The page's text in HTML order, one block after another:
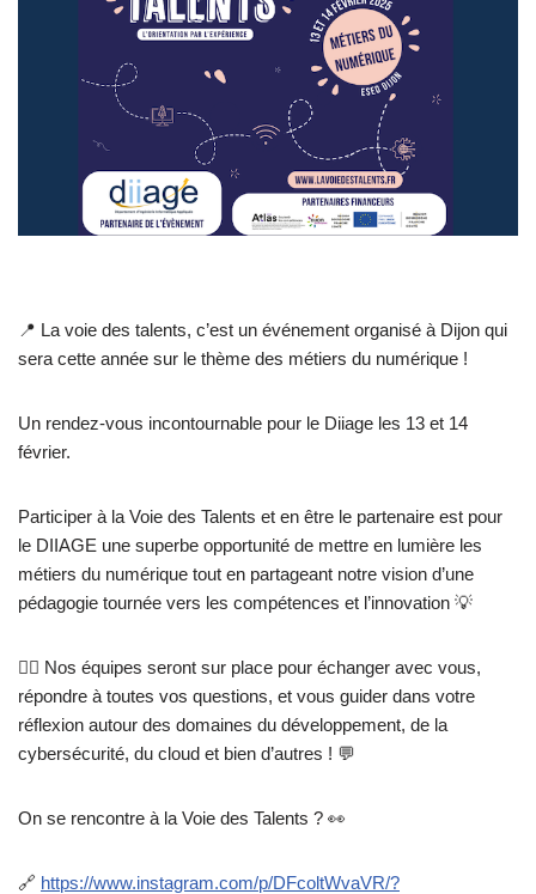
📍 La voie des talents, c’est un événement organisé à Dijon qui
sera cette année sur le thème des métiers du numérique !
Un rendez-vous incontournable pour le Diiage les 13 et 14
février.
Participer à la Voie des Talents et en être le partenaire est pour
le DIIAGE une superbe opportunité de mettre en lumière les
métiers du numérique tout en partageant notre vision d’une
pédagogie tournée vers les compétences et l’innovation 💡
👉🏻 Nos équipes seront sur place pour échanger avec vous,
répondre à toutes vos questions, et vous guider dans votre
réflexion autour des domaines du développement, de la
cybersécurité, du cloud et bien d’autres ! 💬
On se rencontre à la Voie des Talents ? 👀
🔗 https://www.instagram.com/p/DFcoltWvaVR/?